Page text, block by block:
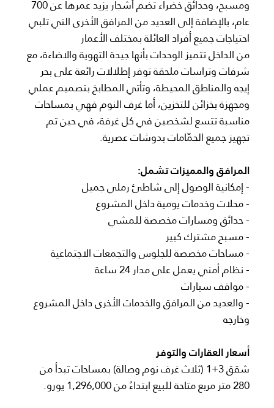
ومسبح، وحدائق خضراء تضم أشجار يزيد عمرها عن 700
عام، بالإضافة إلى العديد من المرافق الأخرى التي تلبي
احتياجات جميع أفراد العائلة بمختلف الأعمار
من الداخل تتميز الوحدات بأنها جيدة التهوية والاضاءة، مع
شرفات وتراسات ملحقة توفر إطلالات رائعة على بحر
إيجه والمناطق المحيطة، وتأتي المطابخ بتصميم عملي
ومجهزة بخزائن للتخزين، أما غرف النوم فهي بمساحات
مناسبة تتسع لشخصين في كل غرفة، في حين تم
تجهيز جميع الحمّامات بدوشات عصرية.
المرافق والمميزات تشمل:
- إمكانية الوصول إلى شاطئ رملي جميل
- محلات وخدمات يومية داخل المشروع
- حدائق ومسارات مخصصة للمشي
- مسبح مشترك كبير
- مساحات مخصصة للجلوس والتجمعات الاجتماعية
- نظام أمني يعمل على مدار 24 ساعة
- مواقف سيارات
- والعديد من المرافق والخدمات الأخرى داخل المشروع
وخارجه
أسعار العقارات والتوفر
شقق 3+1 (ثلاث غرف نوم وصالة) بمساحات تبدأ من
280 متر مربع متاحة للبيع ابتداءً من 1,296,000 يورو.